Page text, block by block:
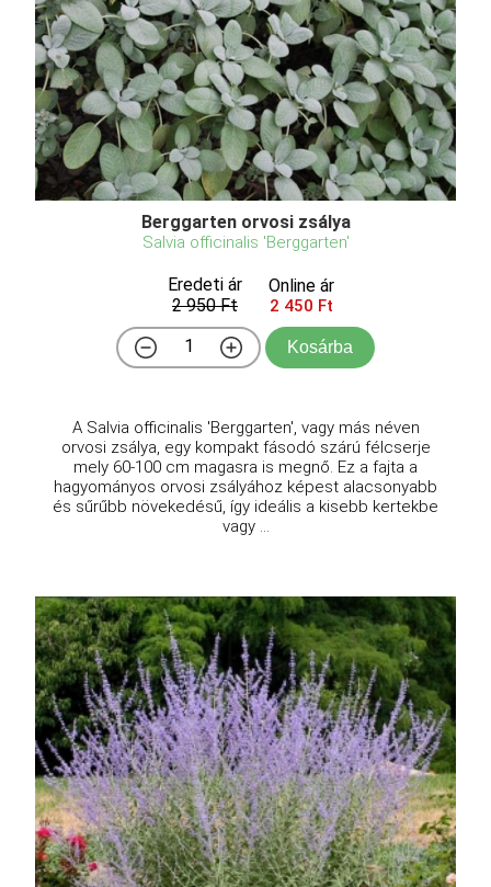
Berggarten orvosi zsálya
Salvia officinalis 'Berggarten'
Eredeti ár
2 950 Ft
Online ár
2 450 Ft
Kosárba
A Salvia officinalis 'Berggarten', vagy más néven
orvosi zsálya, egy kompakt fásodó szárú félcserje
mely 60-100 cm magasra is megnő. Ez a fajta a
hagyományos orvosi zsályához képest alacsonyabb
és sűrűbb növekedésű, így ideális a kisebb kertekbe
vagy ...